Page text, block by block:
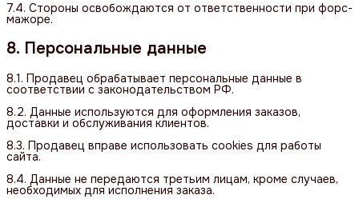
7.4. Стороны освобождаются от ответственности при форс-
мажоре.
8. Персональные данные
8.1. Продавец обрабатывает персональные данные в
соответствии с законодательством РФ.
8.2. Данные используются для оформления заказов,
доставки и обслуживания клиентов.
8.3. Продавец вправе использовать cookies для работы
сайта.
8.4. Данные не передаются третьим лицам, кроме случаев,
необходимых для исполнения заказа.